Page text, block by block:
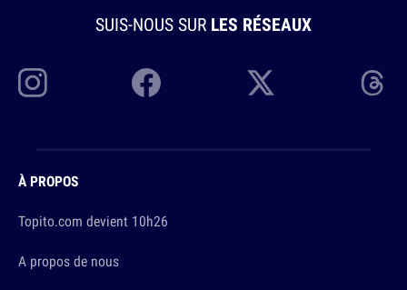
SUIS-NOUS SUR LES RÉSEAUX
À PROPOS
Topito.com devient 10h26
A propos de nous